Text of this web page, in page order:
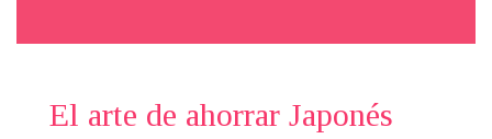
El arte de ahorrar Japonés